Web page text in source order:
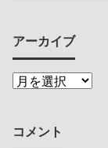
アーカイブ
コメント